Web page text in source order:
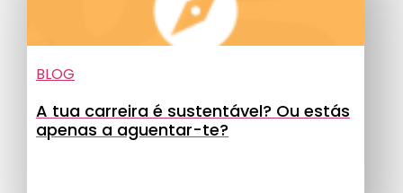
BLOG
A tua carreira é sustentável? Ou estás
apenas a aguentar-te?